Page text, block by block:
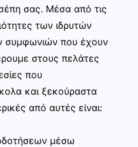
σας. Μέσα από τις
των ιδρυτών
συμφωνιών που έχουν
στους πελάτες
που
και ξεκούραστα
από αυτές είναι:
μέσω